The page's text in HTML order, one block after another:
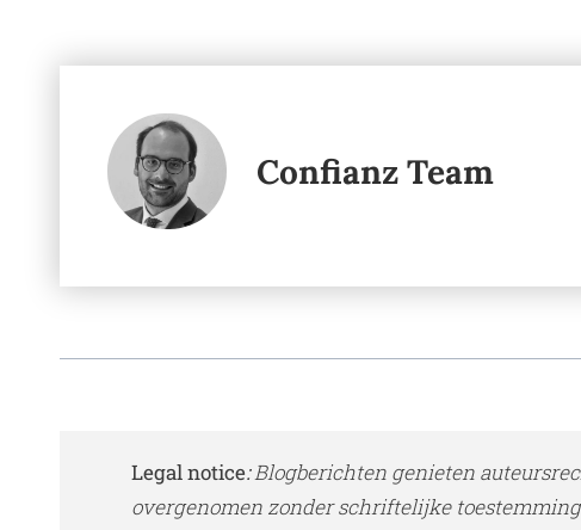
Confianz Team
Legal notice:Blogberichten genieten
overgenomen zonder schriftelijke